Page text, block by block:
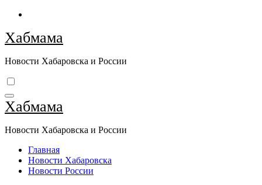
Перейти
содержимому
Хабмама
Новости Хабаровска и России
Хабмама
Новости Хабаровска и России
Главная
Новости Хабаровска
Новости России